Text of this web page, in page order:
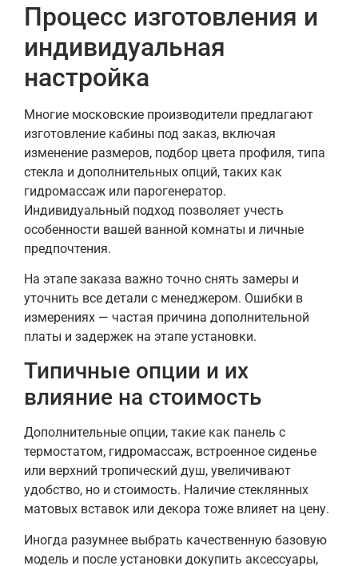
Процесс изготовления и
индивидуальная
настройка
Многие московские производители предлагают
изготовление кабины под заказ, включая
изменение размеров, подбор цвета профиля, типа
стекла и дополнительных опций, таких как
гидромассаж или парогенератор.
Индивидуальный подход позволяет учесть
особенности вашей ванной комнаты и личные
предпочтения.
На этапе заказа важно точно снять замеры и
уточнить все детали с менеджером. Ошибки в
измерениях — частая причина дополнительной
платы и задержек на этапе установки.
Типичные опции и их
влияние на стоимость
Дополнительные опции, такие как панель с
термостатом, гидромассаж, встроенное сиденье
или верхний тропический душ, увеличивают
удобство, но и стоимость. Наличие стеклянных
матовых вставок или декора тоже влияет на цену.
Иногда разумнее выбрать качественную базовую
модель и после установки докупить аксессуары,